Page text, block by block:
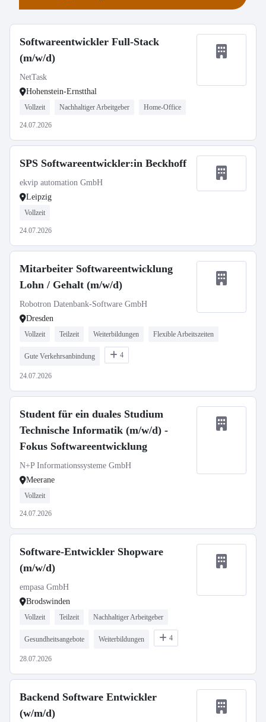
Softwareentwickler Full-Stack
(m/w/d)
NetTask
Hohenstein-Ernstthal
Vollzeit Nachhaltiger Arbeitgeber Home-Office
24.07.2026
SPS Softwareentwickler:in Beckhoff
ekvip automation GmbH
Leipzig
Vollzeit
24.07.2026
Mitarbeiter Softwareentwicklung
Lohn / Gehalt (m/w/d)
Robotron Datenbank-Software GmbH
Dresden
Vollzeit Teilzeit Weiterbildungen Flexible Arbeitszeiten
Gute Verkehrsanbindung 4
24.07.2026
Student für ein duales Studium
Technische Informatik (m/w/d) -
Fokus Softwareentwicklung
N+P Informationssysteme GmbH
Meerane
Vollzeit
24.07.2026
Software-Entwickler Shopware
(m/w/d)
empasa GmbH
Brodswinden
Vollzeit Teilzeit Nachhaltiger Arbeitgeber
Gesundheitsangebote Weiterbildungen 4
28.07.2026
Backend Software Entwickler
(w/m/d)